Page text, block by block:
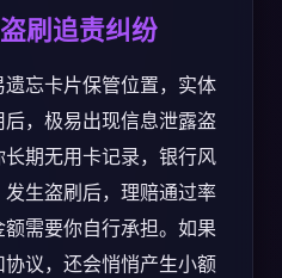
刷追责纠纷
忘卡片保管位置，实体
，极易出现信息泄露盗
期无用卡记录，银行风
生盗刷后，理赔通过率
需要你自行承担。如果
议，还会悄悄产生小额